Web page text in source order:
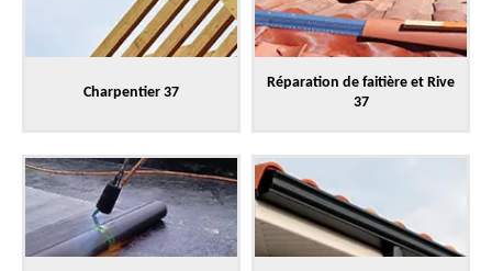
Charpentier 37
Réparation de faitière et Rive
37